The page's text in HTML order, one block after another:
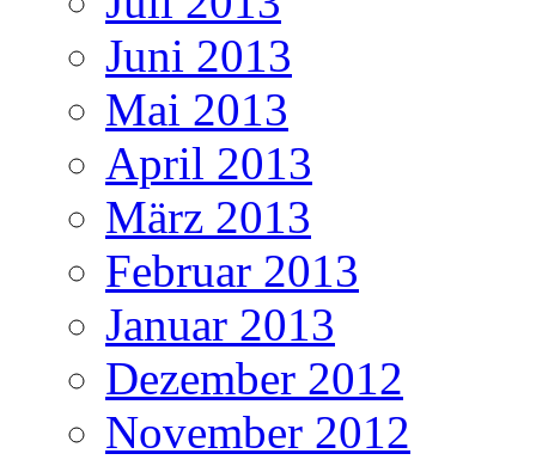
Juni 2013
Mai 2013
April 2013
März 2013
Februar 2013
Januar 2013
Dezember 2012
November 2012